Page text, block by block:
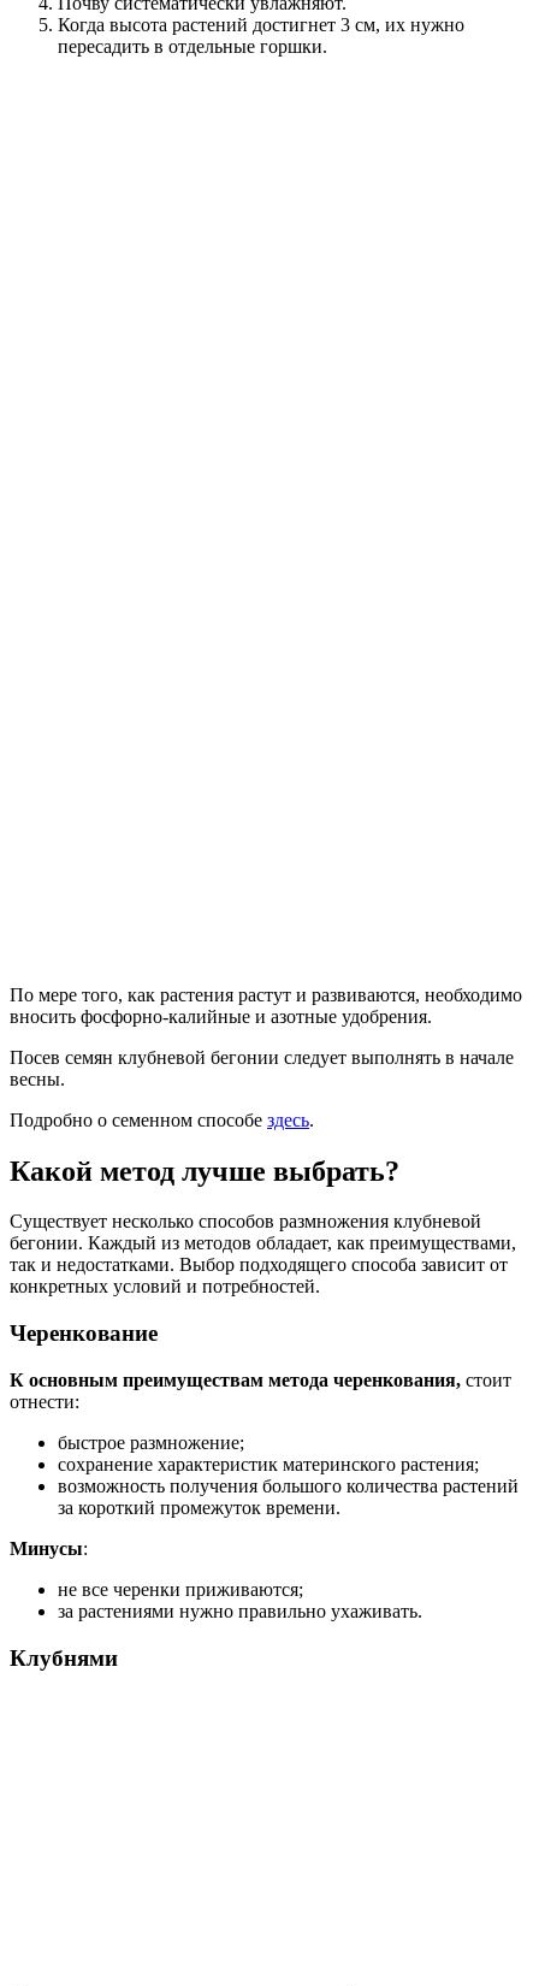
Когда высота растений достигнет 3 см, их нужно
пересадить в отдельные горшки.
По мере того, как растения растут и развиваются, необходимо
вносить фосфорно-калийные и азотные удобрения.
Посев семян клубневой бегонии следует выполнять в начале
весны.
Подробно о семенном способе здесь.
Какой метод лучше выбрать?
Существует несколько способов размножения клубневой
бегонии. Каждый из методов обладает, как преимуществами,
так и недостатками. Выбор подходящего способа зависит от
конкретных условий и потребностей.
Черенкование
К основным преимуществам метода черенкования, стоит
отнести:
быстрое размножение;
сохранение характеристик материнского растения;
возможность получения большого количества растений
за короткий промежуток времени.
Минусы:
не все черенки приживаются;
за растениями нужно правильно ухаживать.
Клубнями